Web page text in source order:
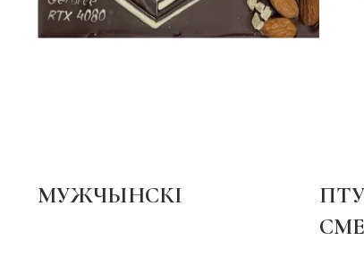
МУЖЧЫНСКІ